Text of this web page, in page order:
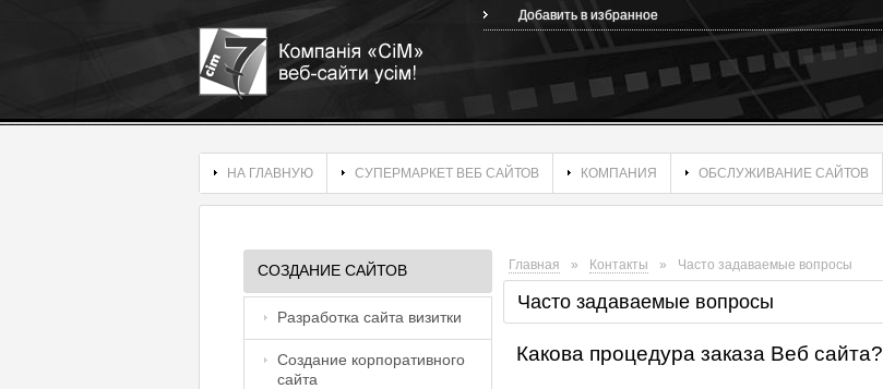
Добавить в избранное
НА ГЛАВНУЮ СУПЕРМАРКЕТ ВЕБ САЙТОВ КОМПАНИЯ ОБСЛУЖИВАНИЕ САЙТОВ
СОЗДАНИЕ САЙТОВ
Разработка сайта визитки
Создание корпоративного
сайта
Главная » Контакты » Часто задаваемые вопросы
Часто задаваемые вопросы
Какова процедура заказа Веб сайта?